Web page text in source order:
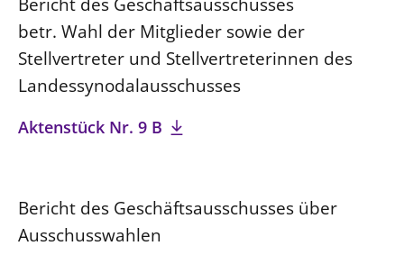
betr. Wahl der Mitglieder sowie der
Stellvertreter und Stellvertreterinnen des
Landessynodalausschusses
Aktenstück Nr. 9 B
Bericht des Geschäftsausschusses über
Ausschusswahlen